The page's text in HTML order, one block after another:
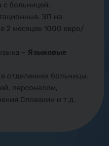
с больницей.
ЗП на
2 месяцев 1000 евро/
– Языковые
отделениях больницы.
персоналом,
Словакии и т.д.